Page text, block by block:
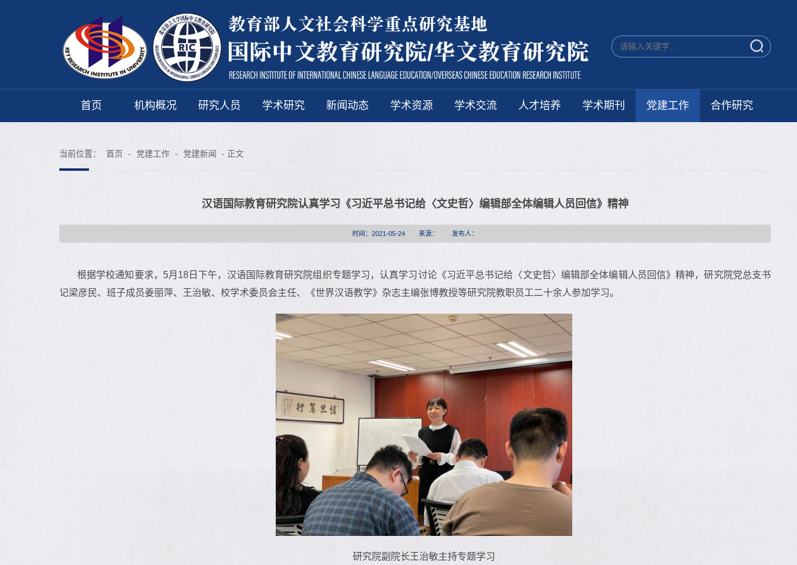
首页 机构概况 研究人员 学术研究 新闻动态 学术资源 学术交流 人才培养 学术期刊 党建工作 合作研究
当前位置： 首页 - 党建工作 - 党建新闻 - 正文
汉语国际教育研究院认真学习《习近平总书记给〈文史哲〉编辑部全体编辑人员回信》精神
时间：2021-05-24 来源： 发布人：
根据学校通知要求，5月18日下午，汉语国际教育研究院组织专题学习，认真学习讨论《习近平总书记给〈文史哲〉编辑部全体编辑人员回信》精神，研究院党总支书
记梁彦民、班子成员姜丽萍、王治敏、校学术委员会主任、《世界汉语教学》杂志主编张博教授等研究院教职员工二十余人参加学习。
研究院副院长王治敏主持专题学习